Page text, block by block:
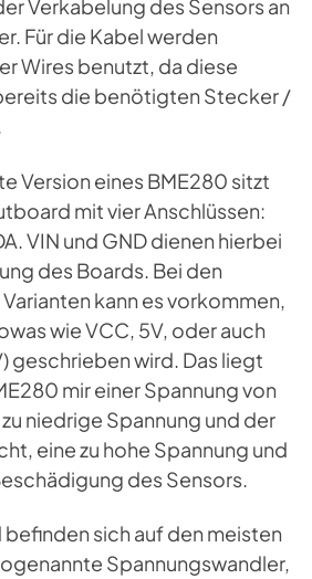
Verkabelung des Sensors an
Für die Kabel werden
Wires benutzt, da diese
die benötigten Stecker /
Version eines BME280 sitzt
mit vier Anschlüssen:
VIN und GND dienen hierbei
des Boards. Bei den
kann es vorkommen,
wie VCC, 5V, oder auch
geschrieben wird. Das liegt
mir einer Spannung von
niedrige Spannung und der
eine zu hohe Spannung und
des Sensors.
befinden sich auf den meisten
Spannungswandler,